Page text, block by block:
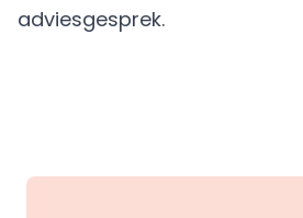
adviesgesprek.